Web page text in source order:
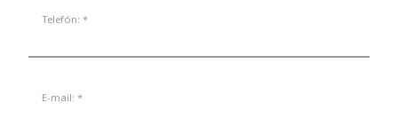
Telefón: *
E-mail: *